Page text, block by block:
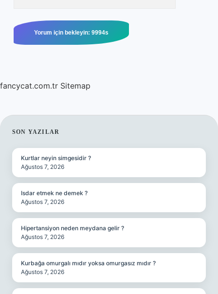
fancycat.com.tr Sitemap
SIDEBAR
SON YAZILAR
Kurtlar neyin simgesidir ?
Ağustos 7, 2026
Isdar etmek ne demek ?
Ağustos 7, 2026
Hipertansiyon neden meydana gelir ?
Ağustos 7, 2026
Kurbağa omurgalı mıdır yoksa omurgasız mıdır ?
Ağustos 7, 2026